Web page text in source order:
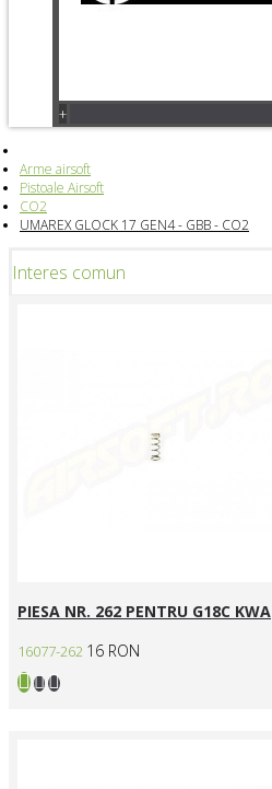
+
Arme airsoft
Pistoale Airsoft
CO2
UMAREX GLOCK 17 GEN4 - GBB - CO2
Interes comun
PIESA NR. 262 PENTRU G18C KWA
16077-262 16 RON